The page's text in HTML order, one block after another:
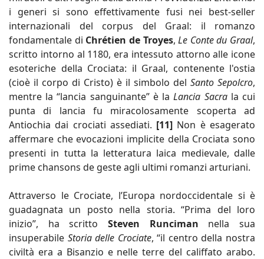
i generi si sono effettivamente fusi nei best-seller
internazionali del corpus del Graal: il romanzo
fondamentale di Chrétien de Troyes,Le Conte du Graal,
scritto intorno al 1180, era intessuto attorno alle icone
esoteriche della Crociata: il Graal, contenente l'ostia
(cioè il corpo di Cristo) è il simbolo del Santo Sepolcro,
mentre la “lancia sanguinante” è laLancia Sacrala cui
punta di lancia fu miracolosamente scoperta ad
Antiochia dai crociati assediati. [11] Non è esagerato
affermare che evocazioni implicite della Crociata sono
presenti in tutta la letteratura laica medievale, dalle
prime chansons de geste agli ultimi romanzi arturiani.
Attraverso le Crociate, l’Europa nordoccidentale si è
guadagnata un posto nella storia. “Prima del loro
inizio”, ha scritto Steven Runciman nella sua
insuperabile Storia delle Crociate, “il centro della nostra
civiltà era a Bisanzio e nelle terre del califfato arabo.